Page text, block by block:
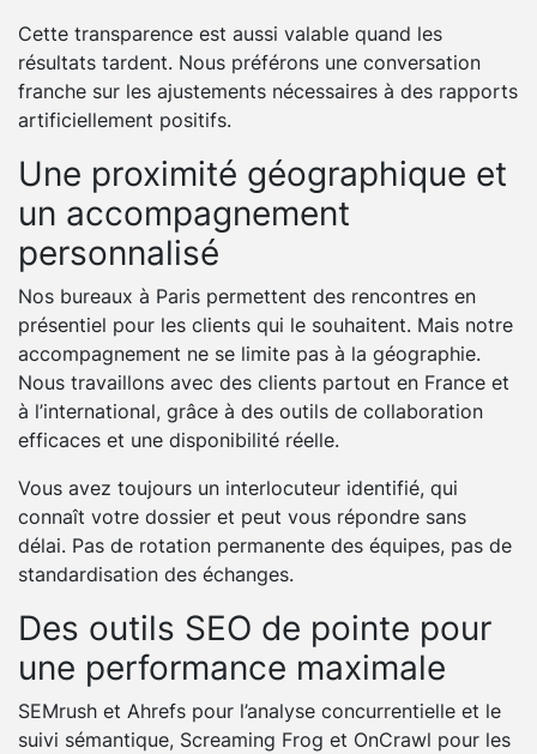
Cette transparence est aussi valable quand les
résultats tardent. Nous préférons une conversation
franche sur les ajustements nécessaires à des rapports
artificiellement positifs.
Une proximité géographique et
un accompagnement
personnalisé
Nos bureaux à Paris permettent des rencontres en
présentiel pour les clients qui le souhaitent. Mais notre
accompagnement ne se limite pas à la géographie.
Nous travaillons avec des clients partout en France et
à l’international, grâce à des outils de collaboration
efficaces et une disponibilité réelle.
Vous avez toujours un interlocuteur identifié, qui
connaît votre dossier et peut vous répondre sans
délai. Pas de rotation permanente des équipes, pas de
standardisation des échanges.
Des outils SEO de pointe pour
une performance maximale
SEMrush et Ahrefs pour l’analyse concurrentielle et le
suivi sémantique, Screaming Frog et OnCrawl pour les